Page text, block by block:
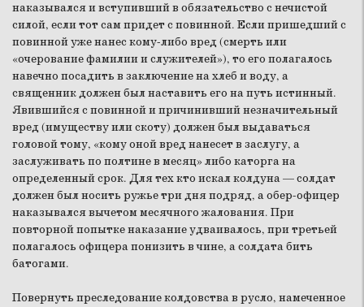
наказывался и вступивший в обязательство с нечистой
силой, если тот сам придет с повинной. Если пришедший с
повинной уже нанес кому-либо вред (смерть или
«очерование фамилии и служителей»), то его полагалось
навечно посадить в заключение на хлеб и воду, а
священник должен был наставить его на путь истинный.
Явившийся с повинной и причинивший незначительный
вред (имуществу или скоту) должен был выдаваться
головой тому, «кому оной вред нанесет в заслугу, а
заслуживать по полтине в месяц» либо каторга на
определенный срок. Для тех кто искал колдуна — солдат
должен был носить ружье три дня подряд, а обер-офицер
наказывался вычетом месячного жалования. При
повторной попытке наказание удваивалось, при третьей
полагалось офицера понизить в чине, а солдата бить
батогами.
Повернуть преследование колдовства в русло, намеченное